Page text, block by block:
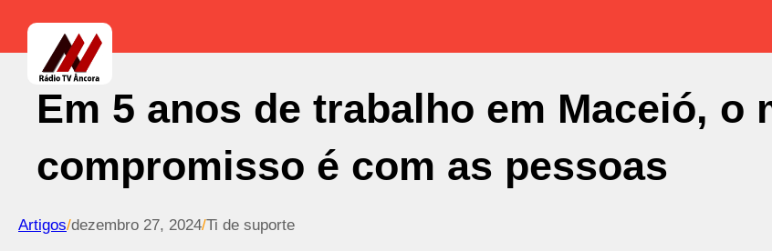
Em 5 anos de trabalho em Maceió, o
compromisso é com as pessoas
Artigos/dezembro 27, 2024/Ti de suporte